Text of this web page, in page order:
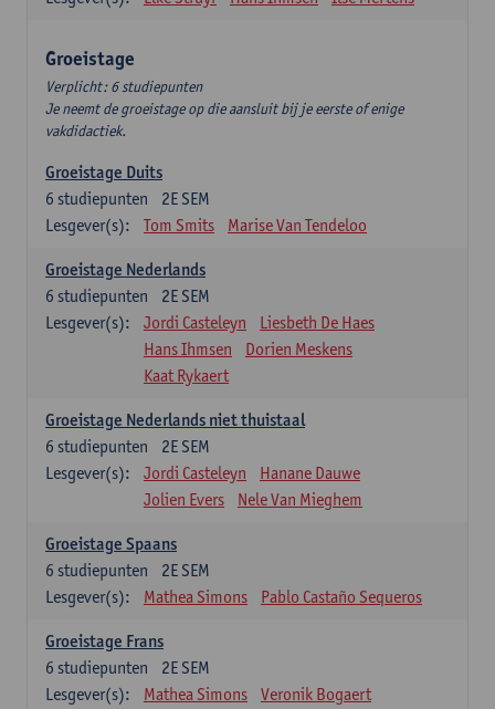
Groeistage
Verplicht: 6 studiepunten
Je neemt de groeistage op die aansluit bij je eerste of enige
vakdidactiek.
Groeistage Duits
2E SEM
6 studiepunten
Lesgever(s):
Tom Smits Marise Van Tendeloo
Groeistage Nederlands
2E SEM
6 studiepunten
Lesgever(s):
Jordi Casteleyn
Liesbeth De Haes
Hans Ihmsen
Dorien Meskens
Kaat Rykaert
Groeistage Nederlands niet thuistaal
2E SEM
6 studiepunten
Lesgever(s):
Jordi Casteleyn
Hanane Dauwe
Jolien Evers
Nele Van Mieghem
Groeistage Spaans
2E SEM
6 studiepunten
Lesgever(s):
Mathea Simons Pablo Castaño Sequeros
Groeistage Frans
2E SEM
6 studiepunten
Lesgever(s):
Mathea Simons
Veronik Bogaert